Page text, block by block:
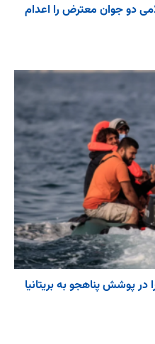
دو جوان معترض را اعدام
در پوشش پناهجو به بریتانیا